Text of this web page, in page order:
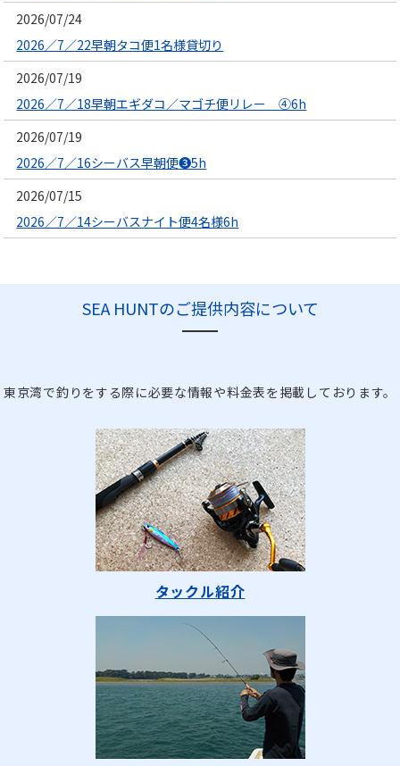
2026/07/24
2026／7／22早朝タコ便1名様貸切り
2026/07/19
2026／7／18早朝エギダコ／マゴチ便リレー ④6h
2026/07/19
2026／7／16シーバス早朝便❸5h
2026/07/15
2026／7／14シーバスナイト便4名様6h
SEA HUNTのご提供内容について
東京湾で釣りをする際に必要な情報や料金表を掲載しております。
タックル紹介